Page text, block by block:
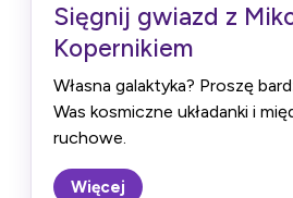
Sięgnij gwiazd z
Kopernikiem
Własna galaktyka? Proszę
Was kosmiczne układanki i
ruchowe.
Więcej